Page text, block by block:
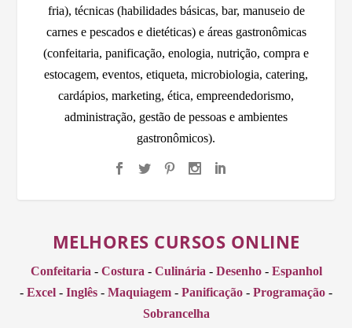
fria), técnicas (habilidades básicas, bar, manuseio de
carnes e pescados e dietéticas) e áreas gastronômicas
(confeitaria, panificação, enologia, nutrição, compra e
estocagem, eventos, etiqueta, microbiologia, catering,
cardápios, marketing, ética, empreendedorismo,
administração, gestão de pessoas e ambientes
gastronômicos).
MELHORES CURSOS ONLINE
Confeitaria - Costura - Culinária - Desenho- Espanhol
- Excel - Inglês - Maquiagem - Panificação - Programação -
Sobrancelha